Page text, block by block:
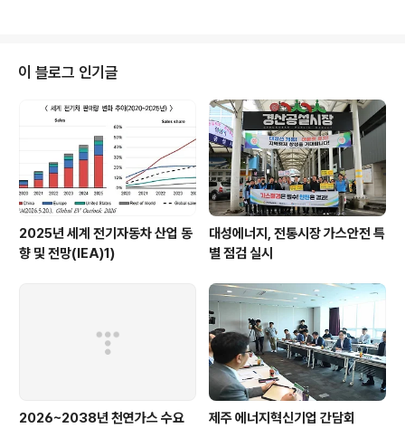
이 블로그 인기글
2025년 세계 전기자동차 산업 동
향 및 전망(IEA)1)
대성에너지, 전통시장 가스안전 특
별 점검 실시
2026~2038년 천연가스 수요
제주 에너지혁신기업 간담회